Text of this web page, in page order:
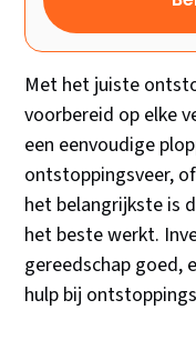
Met het juiste
voorbereid op elke
een eenvoudige
ontstoppingsveer,
het belangrijkste is
het beste werkt.
gereedschap goed,
hulp bij